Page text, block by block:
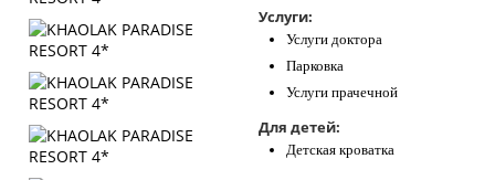
Услуги:
Услуги доктора
Парковка
Услуги прачечной
Для детей:
Детская кроватка